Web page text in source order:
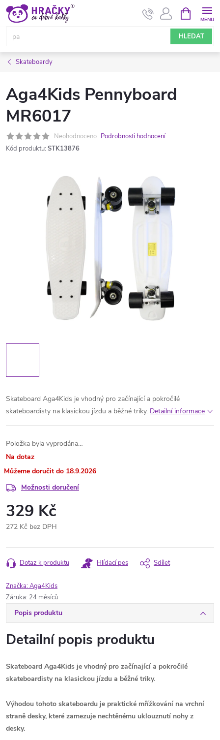
Přejít
obsah
HLEDAT
NÁKUPNÍ
KOŠÍK
Skateboardy
Aga4Kids Pennyboard
MR6017
Neohodnoceno Podrobnosti hodnocení
Kód produktu: STK13876
Skateboard Aga4Kids je vhodný pro začínající a pokročilé
skateboardisty na klasickou jízdu a běžné triky. Detailní informace
Položka byla vyprodána…
Na dotaz
18.9.2026
Možnosti doručení
329 Kč
272 Kč bez DPH
cena:
Dotaz k produktu Hlídací pes Sdílet
Značka:Aga4Kids
Záruka: 24 měsíců
Popis produktu
Detailní popis produktu
Skateboard Aga4Kids je vhodný pro začínající a pokročilé
skateboardisty na klasickou jízdu a běžné triky.
Výhodou tohoto skateboardu je praktické mřížkování na vrchní
straně desky, které zamezuje nechtěnému uklouznutí nohy z
desky.